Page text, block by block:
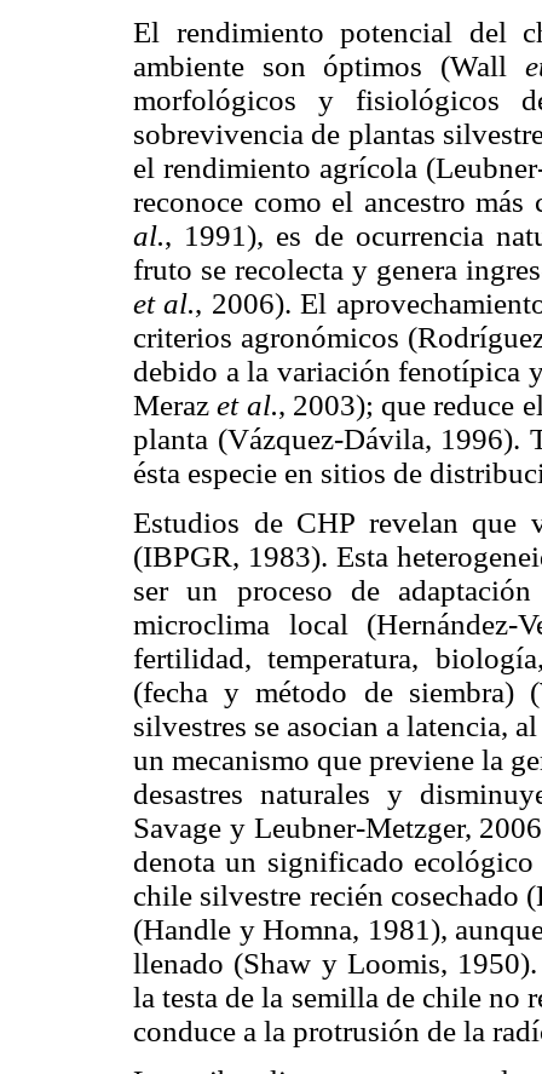
El rendimiento potencial del
ambiente son óptimos (Wall
morfológicos y fisiológicos
sobrevivencia de plantas
el rendimiento agrícola
reconoce como el ancestro
al., 1991), es de ocurrencia
fruto se recolecta y genera
et al., 2006). El
criterios agronómicos
debido a la variación fenotípica
Merazet al., 2003); que reduce
planta (Vázquez-Dávila, 1996).
ésta especie en sitios de
Estudios de CHP revelan
(IBPGR, 1983). Esta
ser un proceso de
microclima local (Hernández-
fertilidad, temperatura,
(fecha y método de siembra)
silvestres se asocian a latencia,
un mecanismo que previene la
desastres naturales y
Savage y Leubner-Metzger,
denota un significado
chile silvestre recién cosechado
(Handle y Homna, 1981),
llenado (Shaw y Loomis,
la testa de la semilla de chile no
conduce a la protrusión de la